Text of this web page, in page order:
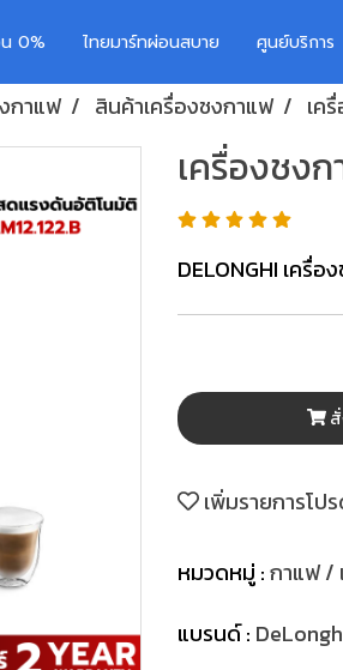
0% ไทยมาร์ทผ่อนสบาย ศูนย์บริการ
กาแฟ สินค้าเครื่องชงกาแฟ เค
เครื่องชง
DELONGHI เครื่
เพิ่มรายการโป
หมวดหมู่ :กาแฟ /
แบรนด์ :